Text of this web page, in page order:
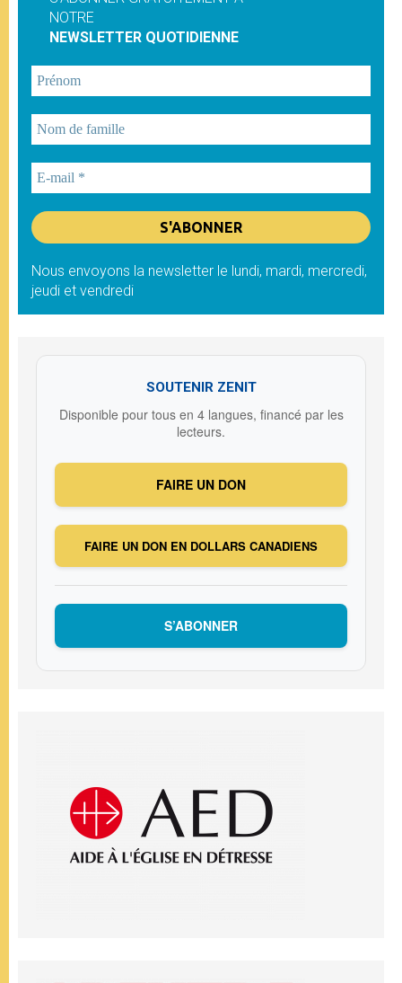
NOTRE
NEWSLETTER QUOTIDIENNE
Nous envoyons la newsletter le lundi, mardi, mercredi,
jeudi et vendredi
SOUTENIR ZENIT
Disponible pour tous en 4 langues, financé par les
lecteurs.
FAIRE UN DON
FAIRE UN DON EN DOLLARS CANADIENS
S’ABONNER